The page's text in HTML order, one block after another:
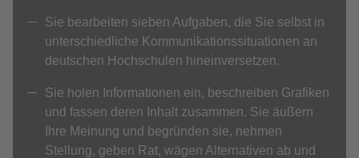
Sie bearbeiten sieben Aufgaben, die Sie selbst in
unterschiedliche Kommunikationssituationen an
deutschen Hochschulen hineinversetzen.
Sie holen Informationen ein, beschreiben Grafiken
und fassen deren Inhalt zusammen. Sie äußern
Ihre Meinung und begründen sie, nehmen
Stellung, geben Rat, wägen Alternativen ab und